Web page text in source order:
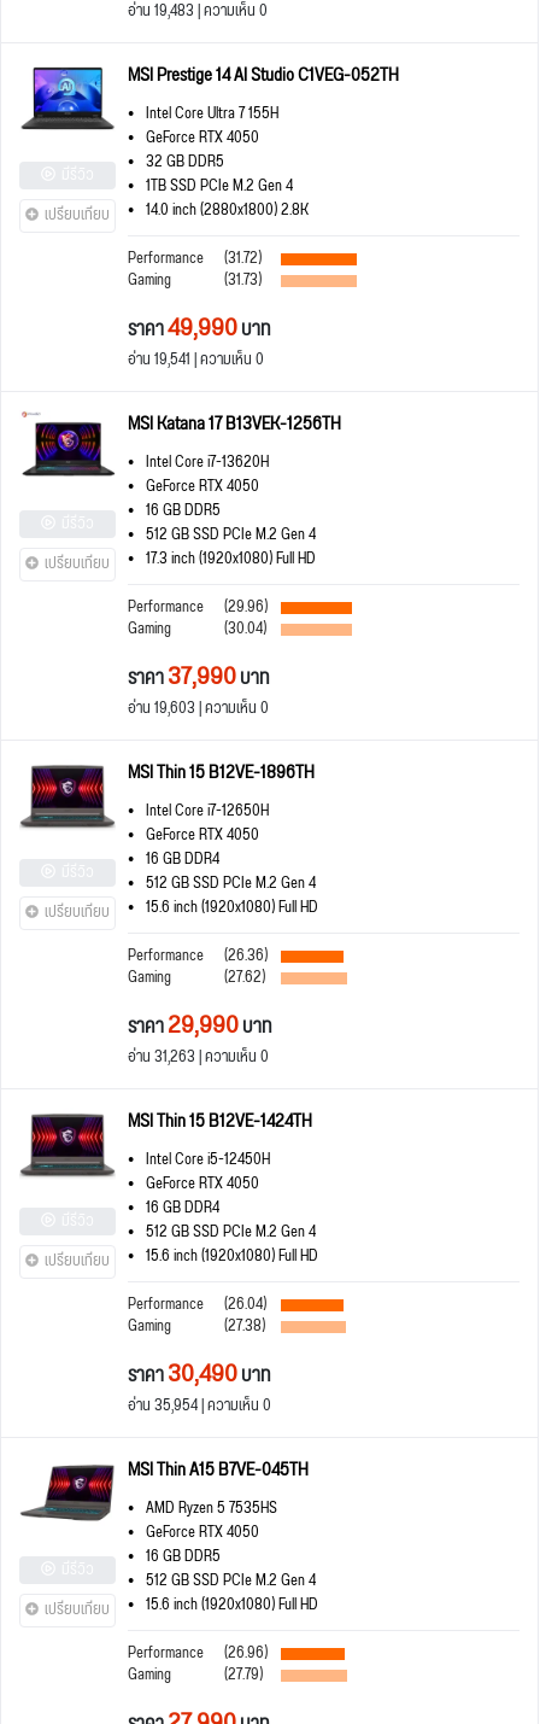
อ่าน 19,483 | ความเห็น 0
เปรียบเทียบ
MSI Prestige 14 AI Studio C1VEG-052TH
Intel Core Ultra 7 155H
GeForce RTX 4050
32 GB DDR5
1TB SSD PCIe M.2 Gen 4
14.0 inch (2880x1800) 2.8K
Performance
(31.72)
Gaming (31.73)
ราคา49,990บาท
อ่าน 19,541 | ความเห็น 0
เปรียบเทียบ
MSI Katana 17 B13VEK-1256TH
Intel Core i7-13620H
GeForce RTX 4050
16 GB DDR5
512 GB SSD PCIe M.2 Gen 4
17.3 inch (1920x1080) Full HD
Performance
(29.96)
Gaming (30.04)
ราคา37,990บาท
อ่าน 19,603 | ความเห็น 0
เปรียบเทียบ
MSI Thin 15 B12VE-1896TH
Intel Core i7-12650H
GeForce RTX 4050
16 GB DDR4
512 GB SSD PCIe M.2 Gen 4
15.6 inch (1920x1080) Full HD
Performance
(26.36)
Gaming (27.62)
ราคา29,990บาท
อ่าน 31,263 | ความเห็น 0
เปรียบเทียบ
MSI Thin 15 B12VE-1424TH
Intel Core i5-12450H
GeForce RTX 4050
16 GB DDR4
512 GB SSD PCIe M.2 Gen 4
15.6 inch (1920x1080) Full HD
Performance
(26.04)
Gaming (27.38)
ราคา30,490บาท
อ่าน 35,954 | ความเห็น 0
เปรียบเทียบ
MSI Thin A15 B7VE-045TH
AMD Ryzen 5 7535HS
GeForce RTX 4050
16 GB DDR5
512 GB SSD PCIe M.2 Gen 4
15.6 inch (1920x1080) Full HD
Performance
(26.96)
Gaming (27.79)